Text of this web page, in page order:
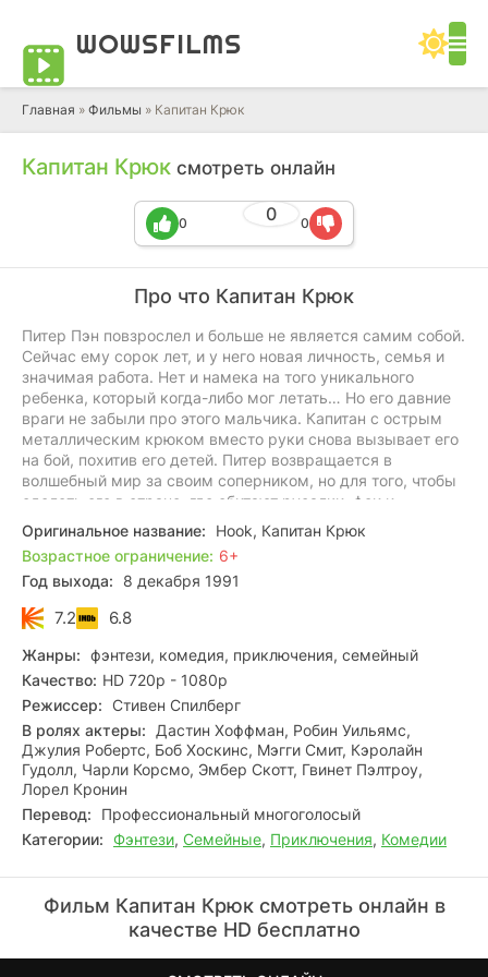
WOWSFILMS
Главная » Фильмы » Капитан Крюк
Капитан Крюк смотреть онлайн
0
0 0
Про что Капитан Крюк
Питер Пэн повзрослел и больше не является самим собой.
Сейчас ему сорок лет, и у него новая личность, семья и
значимая работа. Нет и намека на того уникального
ребенка, который когда-либо мог летать… Но его давние
враги не забыли про этого мальчика. Капитан с острым
металлическим крюком вместо руки снова вызывает его
на бой, похитив его детей. Питер возвращается в
волшебный мир за своим соперником, но для того, чтобы
одолеть его в стране, где обитают русалки, феи и
однорукие пираты, ему вновь нужно научиться летать.
Оригинальное название:
Hook, Капитан Крюк
Возрастное ограничение: 6+
Год выхода:
8 декабря 1991
7.2 6.8
Жанры: фэнтези, комедия, приключения, семейный
Качество: HD 720p - 1080p
Режиссер: Стивен Спилберг
В ролях актеры:
Дастин Хоффман, Робин Уильямс,
Джулия Робертс, Боб Хоскинс, Мэгги Смит, Кэролайн
Гудолл, Чарли Корсмо, Эмбер Скотт, Гвинет Пэлтроу,
Лорел Кронин
Перевод:
Профессиональный многоголосый
Категории: Фэнтези, Семейные, Приключения, Комедии
Фильм Капитан Крюк смотреть онлайн в
качестве HD бесплатно